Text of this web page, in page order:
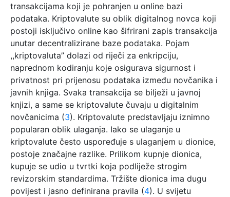
transakcijama koji je pohranjen u online bazi
podataka. Kriptovalute su oblik digitalnog novca koji
postoji isključivo online kao šifrirani zapis transakcija
unutar decentralizirane baze podataka. Pojam
,,kriptovaluta” dolazi od riječi za enkripciju,
naprednom kodiranju koje osigurava sigurnost i
privatnost pri prijenosu podataka između novčanika i
javnih knjiga. Svaka transakcija se bilježi u javnoj
knjizi, a same se kriptovalute čuvaju u digitalnim
novčanicima (3). Kriptovalute predstavljaju iznimno
popularan oblik ulaganja. Iako se ulaganje u
kriptovalute često uspoređuje s ulaganjem u dionice,
postoje značajne razlike. Prilikom kupnje dionica,
kupuje se udio u tvrtki koja podliježe strogim
revizorskim standardima. Tržište dionica ima dugu
povijest i jasno definirana pravila (4). U svijetu